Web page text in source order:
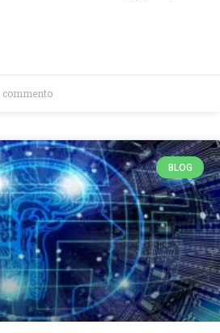
commento
BLOG